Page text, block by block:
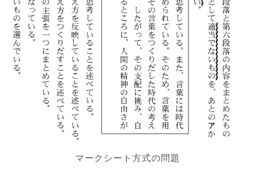
マークシート方式の問題